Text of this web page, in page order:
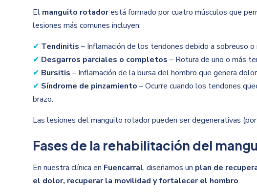
El manguito rotadorestá formado por cuatro músculos que
lesiones más comunes incluyen:
✔ Tendinitis – Inflamación de los tendones debido a sobreuso
✔ Desgarros parciales o completos – Rotura de uno o más
✔ Bursitis – Inflamación de la bursa del hombro que genera
✔ Síndrome de pinzamiento – Ocurre cuando los tendones
brazo.
Las lesiones del manguito rotador pueden ser degenerativas
Fases de la rehabilitación del
En nuestra clínica en Fuencarral, diseñamos un plan de
el dolor, recuperar la movilidad y fortalecer el hombro.